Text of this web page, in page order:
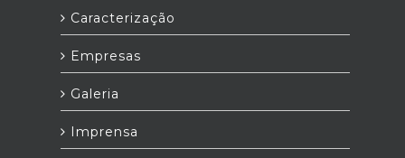
Caracterização
Empresas
Galeria
Imprensa